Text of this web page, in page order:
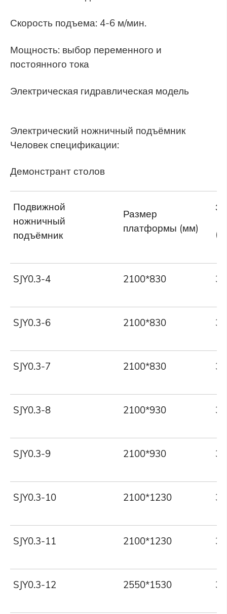
Скорость подъема: 4-6 м/мин.
Мощность: выбор переменного и
постоянного тока
Электрическая гидравлическая модель
Электрический ножничный подъёмник
Человек спецификации:
Демонстрант столов
Подвижной
ножничный
подъёмник
Размер
платформы (мм)
SJY0.3-4 2100*830
SJY0.3-6 2100*830
SJY0.3-7 2100*830
SJY0.3-8 2100*930
SJY0.3-9 2100*930
SJY0.3-10 2100*1230
SJY0.3-11 2100*1230
SJY0.3-12 2550*1530